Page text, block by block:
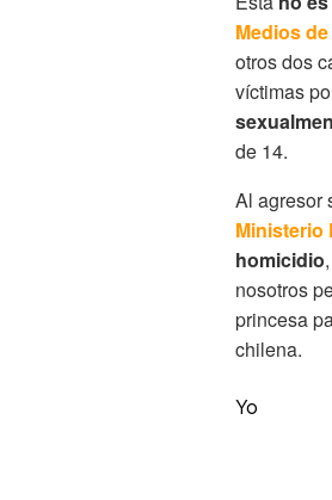
Medios
otros dos
víctimas
de 14.
Al agresor
Ministerio
homicidio
nosotros
princesa
chilena.
Yo